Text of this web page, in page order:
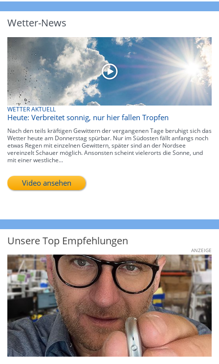
Wetter-News
WETTER AKTUELL
Heute: Verbreitet sonnig, nur hier fallen Tropfen
Nach den teils kräftigen Gewittern der vergangenen Tage beruhigt sich das
Wetter heute am Donnerstag spürbar. Nur im Südosten fällt anfangs noch
etwas Regen mit einzelnen Gewittern, später sind an der Nordsee
vereinzelt Schauer möglich. Ansonsten scheint vielerorts die Sonne, und
mit einer westliche...
Video ansehen
Unsere Top Empfehlungen
ANZEIGE